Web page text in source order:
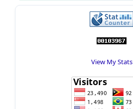
View My Stats